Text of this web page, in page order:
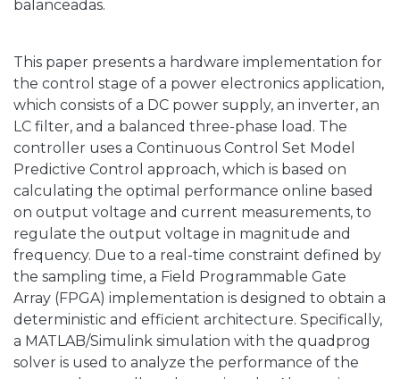
balanceadas.
This paper presents a hardware implementation for
the control stage of a power electronics application,
which consists of a DC power supply, an inverter, an
LC filter, and a balanced three-phase load. The
controller uses a Continuous Control Set Model
Predictive Control approach, which is based on
calculating the optimal performance online based
on output voltage and current measurements, to
regulate the output voltage in magnitude and
frequency. Due to a real-time constraint defined by
the sampling time, a Field Programmable Gate
Array (FPGA) implementation is designed to obtain a
deterministic and efficient architecture. Specifically,
a MATLAB/Simulink simulation with the quadprog
solver is used to analyze the performance of the